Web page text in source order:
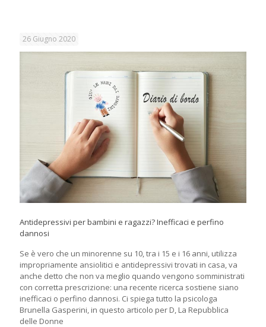
26 Giugno 2020
Antidepressivi per bambini e ragazzi? Inefficaci e perfino
dannosi
Se è vero che un minorenne su 10, tra i 15 e i 16 anni, utilizza
impropriamente ansiolitici e antidepressivi trovati in casa, va
anche detto che non va meglio quando vengono somministrati
con corretta prescrizione: una recente ricerca sostiene siano
inefficaci o perfino dannosi. Ci spiega tutto la psicologa
Brunella Gasperini, in questo articolo per D, La Repubblica
delle Donne